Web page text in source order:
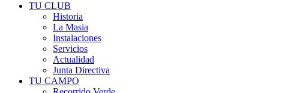
TU CLUB
Historia
La Masia
Instalaciones
Servicios
Actualidad
Junta Directiva
TU CAMPO